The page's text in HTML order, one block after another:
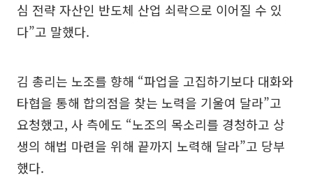
심 전략 자산인 반도체 산업 쇠락으로 이어질 수 있
다”고 말했다.
김 총리는 노조를 향해 “파업을 고집하기보다 대화와
타협을 통해 합의점을 찾는 노력을 기울여 달라”고
요청했고, 사 측에도 “노조의 목소리를 경청하고 상
생의 해법 마련을 위해 끝까지 노력해 달라”고 당부
했다.